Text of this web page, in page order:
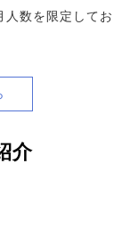
人数を限定してお
介